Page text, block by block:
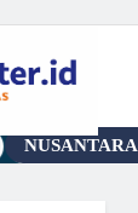
NUSANTARA